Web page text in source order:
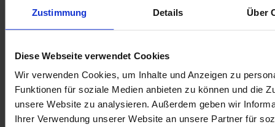
Zustimmung Details Über
Diese Webseite verwendet Cookies
Wir verwenden Cookies, um Inhalte und Anzeigen zu
Funktionen für soziale Medien anbieten zu können und die
unsere Website zu analysieren. Außerdem geben wir
Ihrer Verwendung unserer Website an unsere Partner für
Theme :
Produkt-Unterkategorie :